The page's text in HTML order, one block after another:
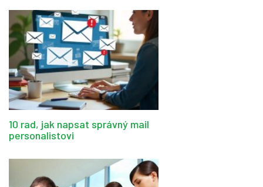
10 rad, jak napsat správný mail
personalistovi